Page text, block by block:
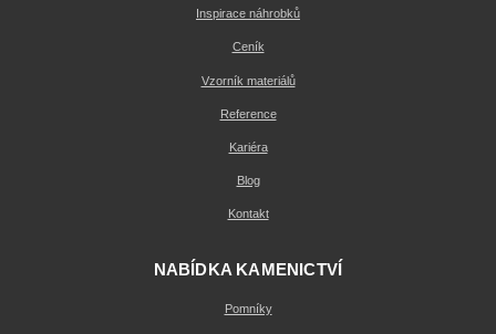
Inspirace náhrobků
Ceník
Vzorník materiálů
Reference
Kariéra
Blog
Kontakt
NABÍDKA KAMENICTVÍ
Pomníky